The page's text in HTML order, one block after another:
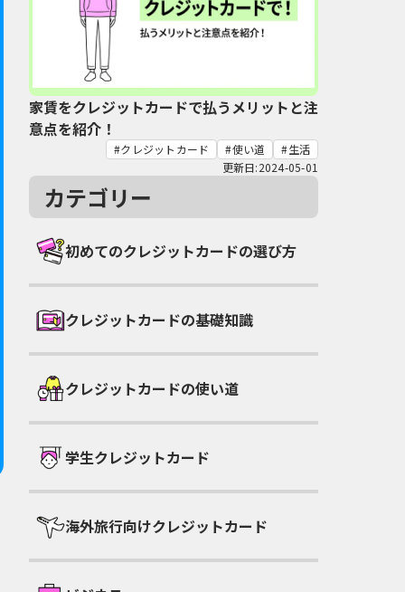
家賃をクレジットカードで払うメリットと注
意点を紹介！
クレジットカード 使い道
生活
更新日:2024-05-01
カテゴリー
初めてのクレジットカードの選び方
クレジットカードの基礎知識
クレジットカードの使い道
学生クレジットカード
海外旅行向けクレジットカード